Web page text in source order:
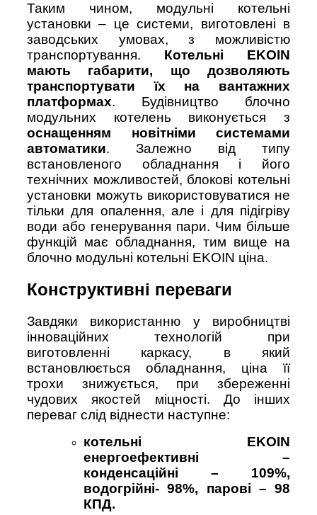
Таким чином, модульні котельні
установки – це системи, виготовлені в
заводських умовах, з можливістю
транспортування. Котельні EKOIN
мають габарити, що дозволяють
транспортувати їх на вантажних
платформах. Будівництво блочно
модульних котелень виконується з
оснащенням новітніми системами
автоматики. Залежно від типу
встановленого обладнання і його
технічних можливостей, блокові котельні
установки можуть використовуватися не
тільки для опалення, але і для підігріву
води або генерування пари. Чим більше
функцій має обладнання, тим вище на
блочно модульні котельні EKOIN ціна.
Конструктивні переваги
Завдяки використанню у виробництві
інноваційних технологій при
виготовленні каркасу, в який
встановлюється обладнання, ціна її
трохи знижується, при збереженні
чудових якостей міцності. До інших
переваг слід віднести наступне:
котельні EKOIN
енергоефективні –
конденсаційні – 109%,
водогрійні- 98%, парові – 98
КПД.